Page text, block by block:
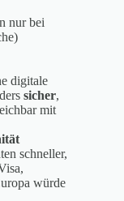
nur bei
digitale
sicher,
mit
schneller,
würde